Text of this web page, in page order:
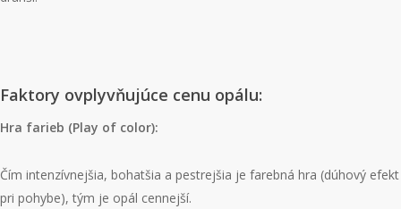
Faktory ovplyvňujúce cenu opálu:
Hra farieb (Play of color):
Čím intenzívnejšia, bohatšia a pestrejšia je farebná hra (dúhový efekt
pri pohybe), tým je opál cennejší.